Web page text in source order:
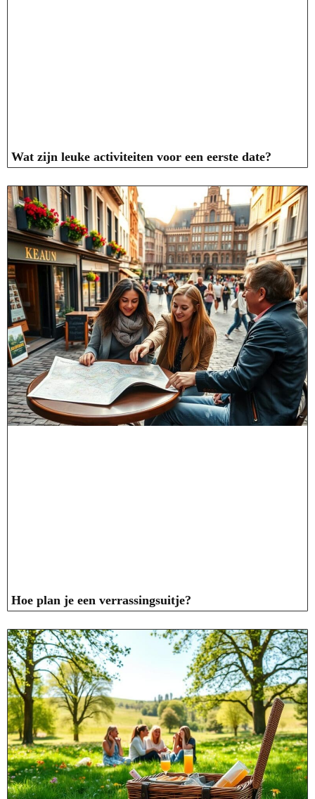
Wat zijn leuke activiteiten voor een eerste date?
Hoe plan je een verrassingsuitje?